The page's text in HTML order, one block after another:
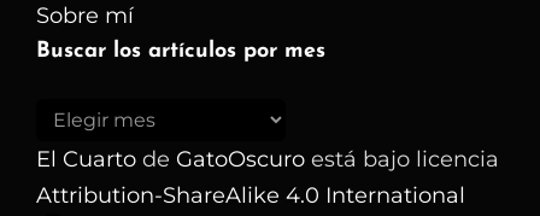
Sobre mí
Buscar los artículos por mes
Buscar
los
artículos
El Cuarto de GatoOscuro está bajo licencia
Attribution-ShareAlike 4.0 International